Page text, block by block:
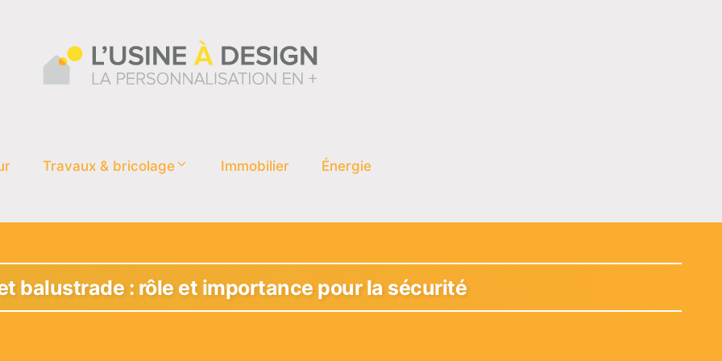
Travaux & bricolage Immobilier Énergie
balustrade : rôle et importance pour la sécurité